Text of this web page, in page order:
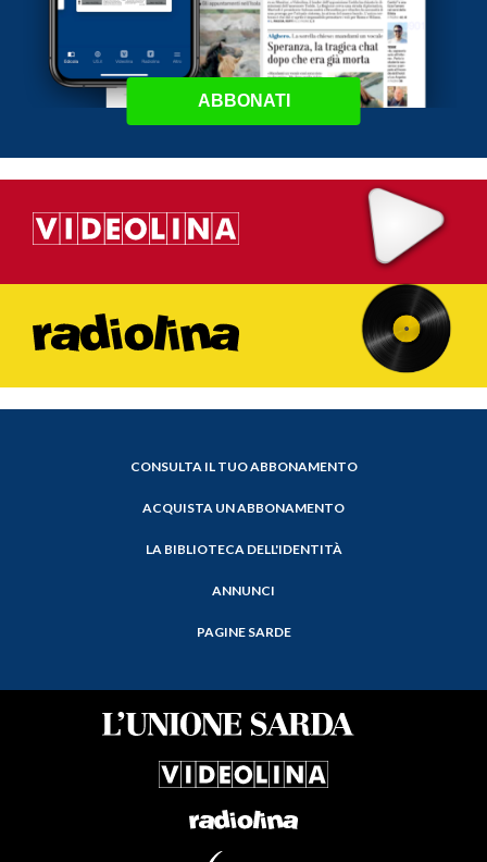
ABBONATI
CONSULTA IL TUO ABBONAMENTO
ACQUISTA UN ABBONAMENTO
LA BIBLIOTECA DELL'IDENTITÀ
ANNUNCI
PAGINE SARDE